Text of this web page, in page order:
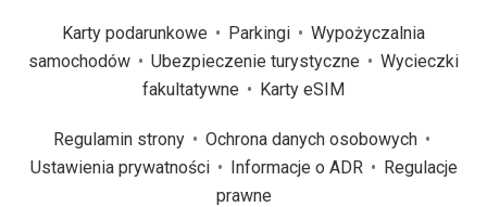
Karty podarunkowe Parkingi
Wypożyczalnia
samochodów
Ubezpieczenie turystyczne
Wycieczki
fakultatywne
Karty eSIM
Regulamin strony
Ochrona danych osobowych
Ustawienia prywatności
Informacje o ADR
Regulacje
prawne